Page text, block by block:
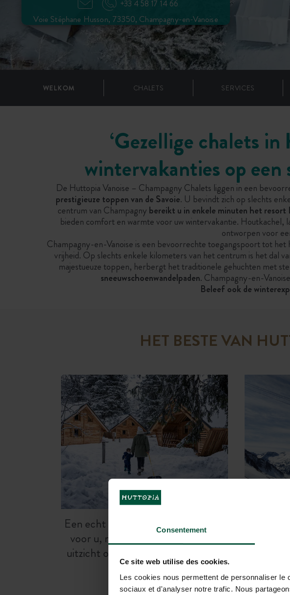
Consentement
Ce site web utilise des cookies.
Les cookies nous permettent de personnaliser
sociaux et d'analyser notre trafic. Nous
+33 4 58 17 14 66
Voie Stéphane Husson, 73350, Champagny-en-Vanoise
WELKOM CHALETS SERVICES
‘Gezellige chalets
wintervakanties op een
De Huttopia Vanoise – Champagny Chalets liggen in een
prestigieuze toppen van de Savoie. U bevindt zich op slechts
centrum van Champagny bereikt u in enkele minuten het resort
bieden comfort en warmte voor uw wintervakantie. Houtkachel,
ontworpen voor
Champagny-en-Vanoise is een bevoorrechte toegangspoort tot
vrijheid. Op slechts enkele kilometers van het centrum is het dal
majestueuze toppen, herbergt het traditionele gehuchten met
sneeuwschoenwandelpaden. Champagny-en-
Beleef ook de
HET BESTE VAN
Een echt privé houten chalet
alleen
voor u, met een adembenemend
uitzicht op de besneeuwde toppen
van de Savoie
Snelle